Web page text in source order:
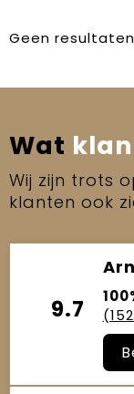
Geen
Wat
Wij zijn trots
klanten ook
9.7